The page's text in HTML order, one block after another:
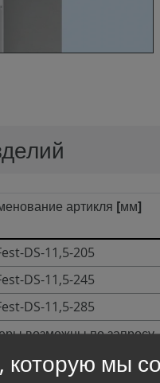
артикля [мм]
DS-11,5-205
DS-11,5-245
DS-11,5-285
возможны по запросу.
мы